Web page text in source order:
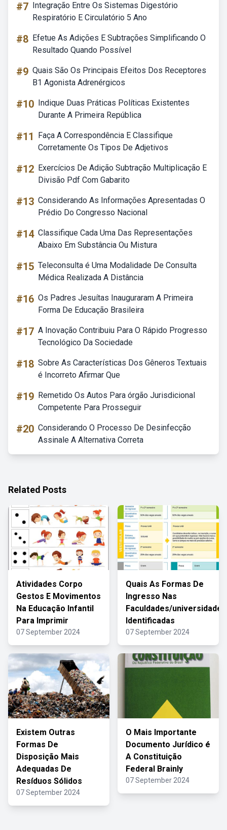
#7 Integração Entre Os Sistemas Digestório
Respiratório E Circulatório 5 Ano
#8 Efetue As Adições E Subtrações Simplificando O
Resultado Quando Possível
#9 Quais São Os Principais Efeitos Dos Receptores
B1 Agonista Adrenérgicos
#10 Indique Duas Práticas Políticas Existentes
Durante A Primeira República
#11
Faça A Correspondência E Classifique
Corretamente Os Tipos De Adjetivos
#12 Exercícios De Adição Subtração Multiplicação E
Divisão Pdf Com Gabarito
#13 Considerando As Informações Apresentadas O
Prédio Do Congresso Nacional
#14 Classifique Cada Uma Das Representações
Abaixo Em Substância Ou Mistura
#15 Teleconsulta é Uma Modalidade De Consulta
Médica Realizada A Distância
#16 Os Padres Jesuítas Inauguraram A Primeira
Forma De Educação Brasileira
#17 A Inovação Contribuiu Para O Rápido Progresso
Tecnológico Da Sociedade
#18 Sobre As Características Dos Gêneros Textuais
é Incorreto Afirmar Que
#19 Remetido Os Autos Para órgão Jurisdicional
Competente Para Prosseguir
#20 Considerando O Processo De Desinfecção
Assinale A Alternativa Correta
Related Posts
Atividades Corpo
Gestos E Movimentos
Na Educação Infantil
Para Imprimir
07 September 2024
Quais As Formas De
Ingresso Nas
Faculdades/universidades
Identificadas
07 September 2024
Existem Outras
Formas De
Disposição Mais
Adequadas De
Resíduos Sólidos
07 September 2024
O Mais Importante
Documento Jurídico é
A Constituição
Federal Brainly
07 September 2024